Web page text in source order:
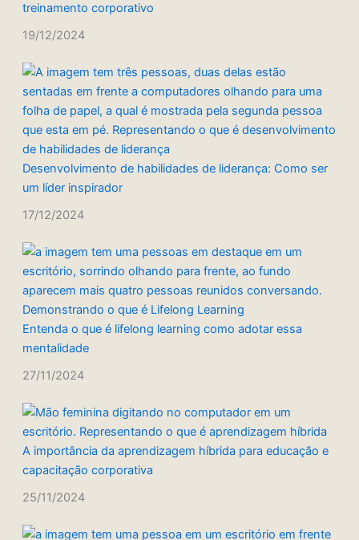
treinamento corporativo
19/12/2024
Desenvolvimento de habilidades de liderança: Como ser
um líder inspirador
17/12/2024
Entenda o que é lifelong learning como adotar essa
mentalidade
27/11/2024
A importância da aprendizagem híbrida para educação e
capacitação corporativa
25/11/2024